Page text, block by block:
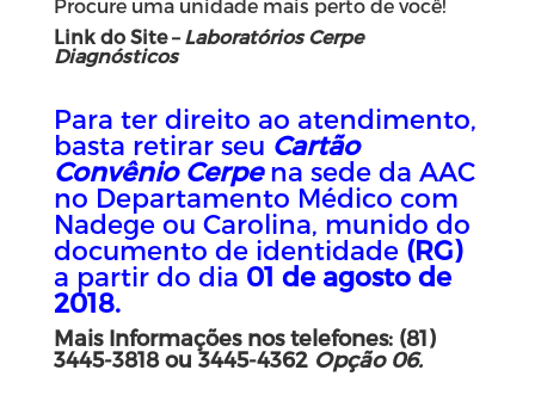
Procure uma unidade mais perto de você!
Link do Site – Laboratórios Cerpe
Diagnósticos
Para ter direito ao atendimento,
basta retirar seu Cartão
Convênio Cerpena sede da AAC
no Departamento Médico com
Nadege ou Carolina, munido do
documento de identidade (RG)
a partir do dia 01 de agostode
2018.
Mais Informações nos telefones: (81)
3445-3818 ou 3445-4362 Opção 06.